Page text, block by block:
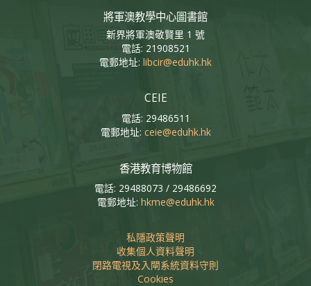
將軍澳教學中心圖書館
新界將軍澳敬賢里 1 號
電話: 21908521
電郵地址: libcir@eduhk.hk
CEIE
電話: 29486511
電郵地址: ceie@eduhk.hk
香港教育博物館
電話: 29488073 / 29486692
電郵地址: hkme@eduhk.hk
私隱政策聲明
收集個人資料聲明
閉路電視及入閘系統資料守則
Cookies